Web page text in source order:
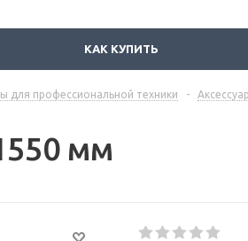
КАК КУПИТЬ
для профессиональной техники -
мм